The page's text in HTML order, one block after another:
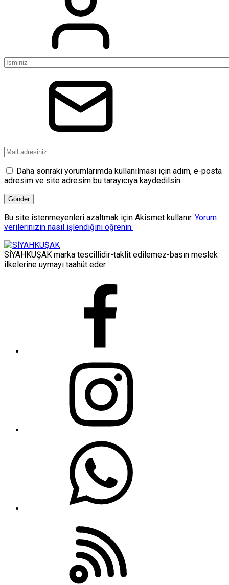
Daha sonraki yorumlarımda kullanılması için adım, e-posta
adresim ve site adresim bu tarayıcıya kaydedilsin.
Bu site istenmeyenleri azaltmak için Akismet kullanır. Yorum
verilerinizin nasıl işlendiğini öğrenin.
SİYAHKUŞAK marka tescillidir-taklit edilemez-basın meslek
ilkelerine uymayı taahüt eder.